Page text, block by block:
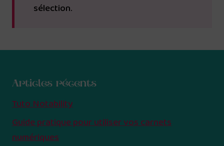
sélection.
Articles récents
Tuto Notability
Guide pratique pour utiliser vos carnets
numériques